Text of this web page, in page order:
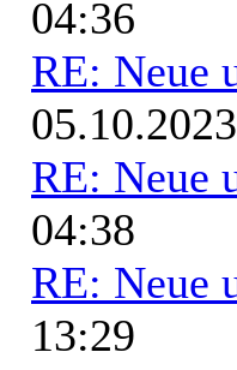
04:36
RE: Neue
RE: Neue
04:38
RE: Neue
13:29